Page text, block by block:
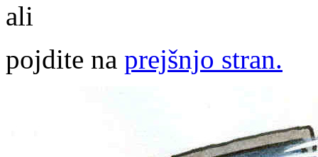
ali
pojdite na prejšnjo stran.